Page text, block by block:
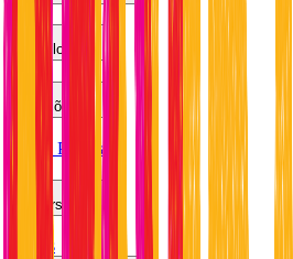
Modelos
Soluções
Marca Própria
Recursos
Preços